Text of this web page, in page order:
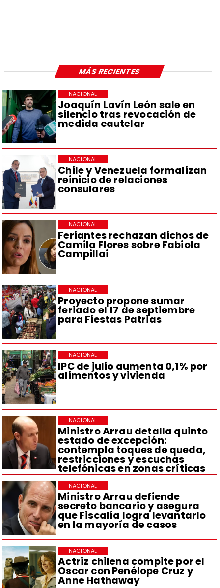
Joaquín Lavín León sale en
silencio tras revocación de
medida cautelar
NACIONAL
Chile y Venezuela formalizan
reinicio de relaciones
consulares
NACIONAL
Feriantes rechazan dichos de
Camila Flores sobre Fabiola
Campillai
NACIONAL
Proyecto propone sumar
feriado el 17 de septiembre
para Fiestas Patrias
NACIONAL
IPC de julio aumenta 0,1% por
alimentos y vivienda
NACIONAL
Ministro Arrau detalla quinto
estado de excepción:
contempla toques de queda,
restricciones y escuchas
telefónicas en zonas críticas
NACIONAL
Ministro Arrau defiende
secreto bancario y asegura
que Fiscalía logra levantarlo
en la mayoría de casos
NACIONAL
Actriz chilena compite por el
Oscar con Penélope Cruz y
Anne Hathaway
NACIONAL
MÁS RECIENTES